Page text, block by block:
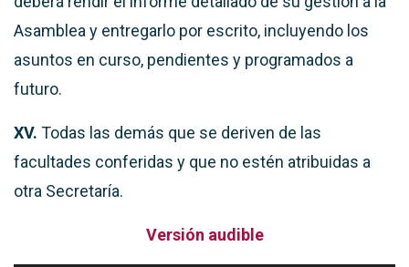
Asamblea y entregarlo por escrito, incluyendo los
asuntos en curso, pendientes y programados a
futuro.
XV. Todas las demás que se deriven de las
facultades conferidas y que no estén atribuidas a
otra Secretaría.
Versión audible